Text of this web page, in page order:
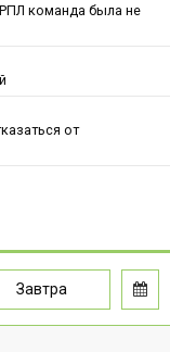
команда была не
от
Завтра